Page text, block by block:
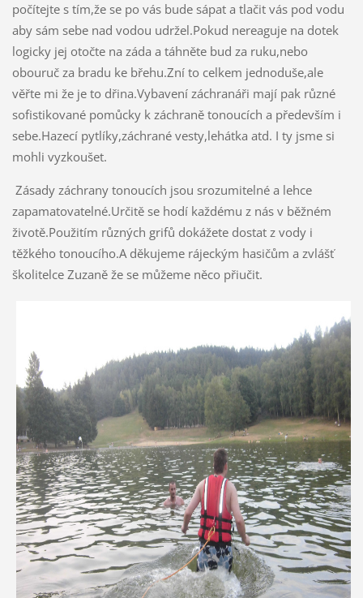
počítejte s tím,že se po vás bude sápat a tlačit vás pod vodu
aby sám sebe nad vodou udržel.Pokud nereaguje na dotek
logicky jej otočte na záda a táhněte bud za ruku,nebo
obouruč za bradu ke břehu.Zní to celkem jednoduše,ale
věřte mi že je to dřina.Vybavení záchranáři mají pak různé
sofistikované pomůcky k záchraně tonoucích a především i
sebe.Hazecí pytlíky,záchrané vesty,lehátka atd. I ty jsme si
mohli vyzkoušet.
Zásady záchrany tonoucích jsou srozumitelné a lehce
zapamatovatelné.Určitě se hodí každému z nás v běžném
životě.Použitím různých grifů dokážete dostat z vody i
těžkého tonoucího.A děkujeme rájeckým hasičům a zvlášť
školitelce Zuzaně že se můžeme něco přiučit.